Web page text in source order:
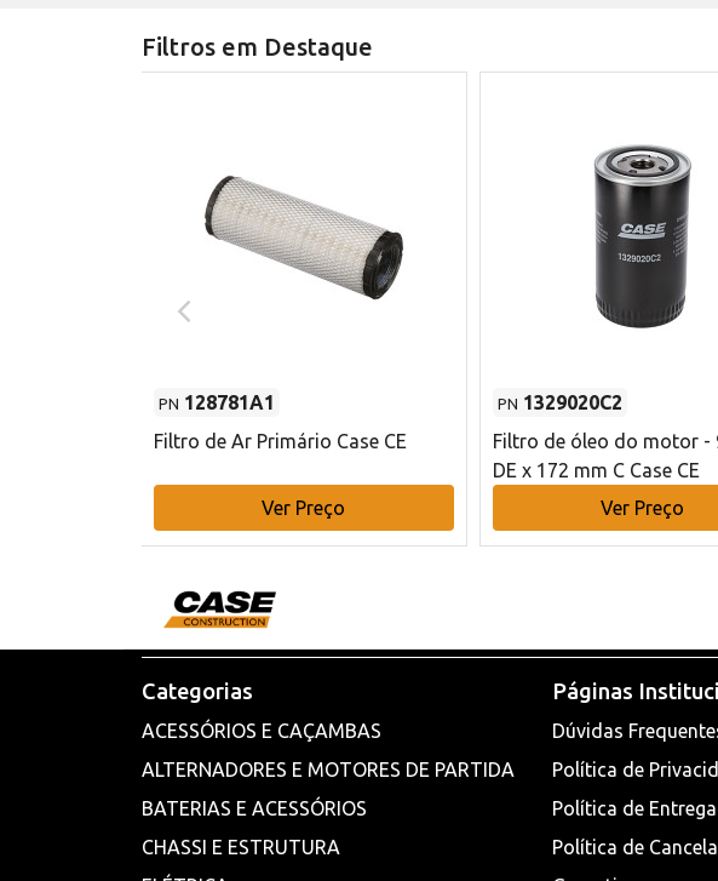
Filtros em Destaque
PN 128781A1
Filtro de Ar Primário Case CE
Ver Preço
PN 1329020C2
Filtro de óleo do motor -
DE x 172 mm C Case CE
Ver Preço
Categorias
ACESSÓRIOS E CAÇAMBAS
ALTERNADORES E MOTORES DE PARTIDA
BATERIAS E ACESSÓRIOS
CHASSI E ESTRUTURA
Páginas
Dúvidas
Política de
Política de
Política de